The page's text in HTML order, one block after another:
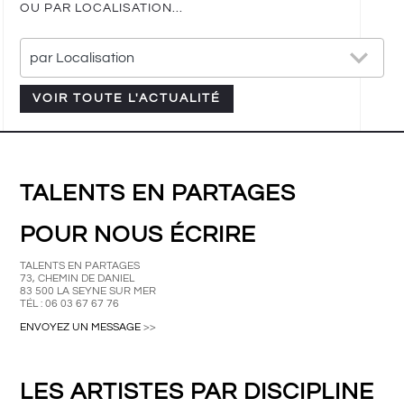
OU PAR LOCALISATION...
par Localisation
21
results
available
VOIR TOUTE L'ACTUALITÉ
TALENTS EN PARTAGES
POUR NOUS ÉCRIRE
TALENTS EN PARTAGES
73, CHEMIN DE DANIEL
83 500 LA SEYNE SUR MER
TÉL : 06 03 67 67 76
ENVOYEZ UN MESSAGE >>
LES ARTISTES PAR DISCIPLINE